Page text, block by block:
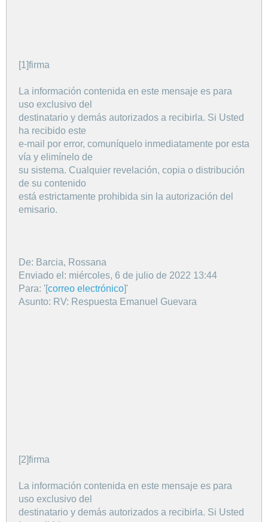
[1]firma
La información contenida en este mensaje es para
uso exclusivo del
destinatario y demás autorizados a recibirla. Si Usted
ha recibido este
e-mail por error, comuníquelo inmediatamente por esta
vía y elimínelo de
su sistema. Cualquier revelación, copia o distribución
de su contenido
está estrictamente prohibida sin la autorización del
emisario.
De: Barcia, Rossana
Enviado el: miércoles, 6 de julio de 2022 13:44
Para: '[correo electrónico]'
Asunto: RV: Respuesta Emanuel Guevara
[2]firma
La información contenida en este mensaje es para
uso exclusivo del
destinatario y demás autorizados a recibirla. Si Usted